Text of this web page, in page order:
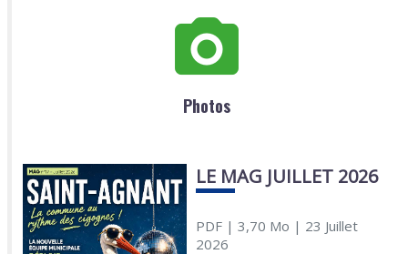
Photos
LE MAG JUILLET 2026
PDF| 3,70 Mo | 23 Juillet
2026